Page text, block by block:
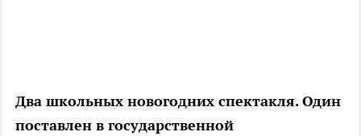
Два школьных новогодних спектакля. Один
поставлен в государственной